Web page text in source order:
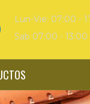
Lun-Vie: 07:00 -
Sab 07:00 - 13:00